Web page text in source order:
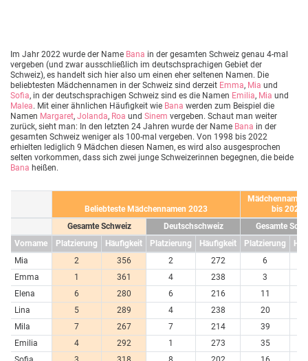
Im Jahr 2022 wurde der Name Bana in der gesamten Schweiz genau 4-mal
vergeben (und zwar ausschließlich im deutschsprachigen Gebiet der
Schweiz), es handelt sich hier also um einen eher seltenen Namen. Die
beliebtesten Mädchennamen in der Schweiz sind derzeit Emma, Mia und
Sofia, in der deutschsprachigen Schweiz sind es die Namen Emilia, Mia und
Malea. Mit einer ähnlichen Häufigkeit wie Bana werden zum Beispiel die
Namen Margaret, Jolanda, Roa und Sinem vergeben. Schaut man weiter
zurück, sieht man: In den letzten 24 Jahren wurde der Name Bana in der
gesamten Schweiz weniger als 100-mal vergeben. Von 1998 bis 2022
erhielten lediglich 9 Mädchen diesen Namen, es wird also ausgesprochen
selten vorkommen, dass sich zwei junge Schweizerinnen begegnen, die beide
Bana heißen.
Beliebteste Mädchennamen 2023
bis 2023
Gesamte Schweiz
Deutschschweiz
Gesamte
Vorname
Platzierung Häufigkeit Platzierung Häufigkeit Platzierung
Mia
2 356 2 272 6
Emma
1 361 4 238 3
Elena
6 280 6 216 11
Lina
5 289 4 238 20
Mila
7 267 7 214 39
Emilia
4 292 1 273 35